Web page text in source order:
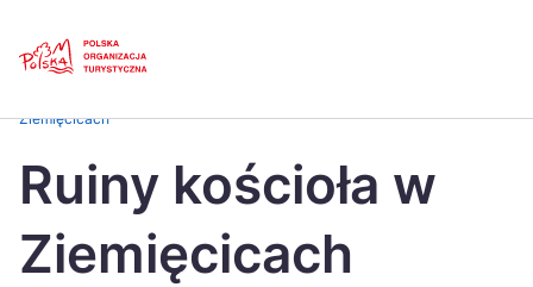
Česká
Dansk
Ziemięcicach
Ruiny kościoła w
Ziemięcicach